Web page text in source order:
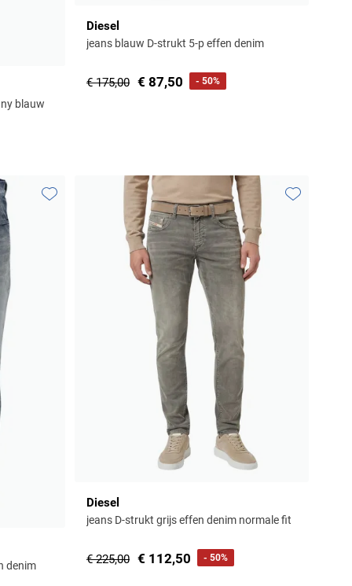
blauw
Diesel
jeans blauw D-strukt 5-p effen denim
€ 175,00 € 87,50 - 50%
denim
Toevoegen aan favorieten
Diesel
jeans D-strukt grijs effen denim normale fit
€ 225,00 € 112,50 - 50%